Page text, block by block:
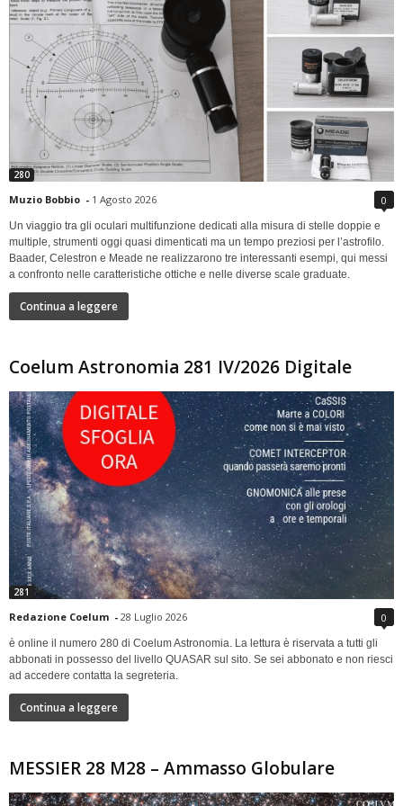
280
Muzio Bobbio - 1 Agosto 2026 0
Un viaggio tra gli oculari multifunzione dedicati alla misura di stelle doppie e
multiple, strumenti oggi quasi dimenticati ma un tempo preziosi per l’astrofilo.
Baader, Celestron e Meade ne realizzarono tre interessanti esempi, qui messi
a confronto nelle caratteristiche ottiche e nelle diverse scale graduate.
Continua a leggere
Coelum Astronomia 281 IV/2026 Digitale
281
Redazione Coelum - 28 Luglio 2026 0
è online il numero 280 di Coelum Astronomia. La lettura è riservata a tutti gli
abbonati in possesso del livello QUASAR sul sito. Se sei abbonato e non riesci
ad accedere contatta la segreteria.
Continua a leggere
MESSIER 28 M28 – Ammasso Globulare